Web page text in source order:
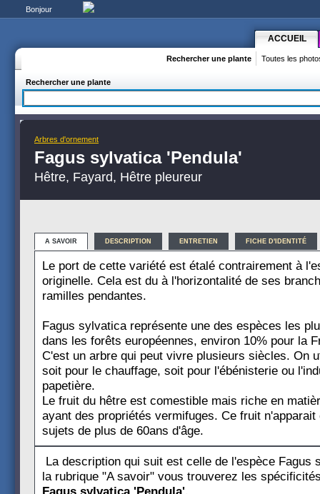
Bonjour
ACCUEIL
Rechercher une plante Toutes les
Rechercher une plante
Arbres d'ornement
Fagus sylvatica 'Pendula'
Hêtre, Fayard, Hêtre pleureur
A SAVOIR DESCRIPTION ENTRETIEN FICHE D'IDENTITÉ
Le port de cette variété est étalé contrairement à
originelle. Cela est du à l'horizontalité de ses
ramilles pendantes.
Fagus sylvatica représente une des espèces les
dans les forêts européennes, environ 10% pour la
C'est un arbre qui peut vivre plusieurs siècles. On
soit pour le chauffage, soit pour l'ébénisterie ou
papetière.
Le fruit du hêtre est comestible mais riche en
ayant des propriétés vermifuges. Ce fruit n'apparait
sujets de plus de 60ans d'âge.
La description qui suit est celle de l'espèce Fagus
la rubrique "A savoir" vous trouverez les
Fagus sylvatica 'Pendula'.